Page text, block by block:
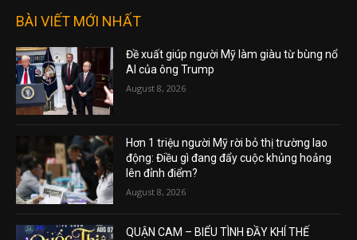
BÀI VIẾT MỚI NHẤT
Đề xuất giúp người Mỹ làm giàu từ bùng nổ
AI của ông Trump
August 8, 2026
Hơn 1 triệu người Mỹ rời bỏ thị trường lao
động: Điều gì đang đẩy cuộc khủng hoảng
lên đỉnh điểm?
August 8, 2026
QUẬN CAM – BIỂU TÌNH ĐẦY KHÍ THẾ